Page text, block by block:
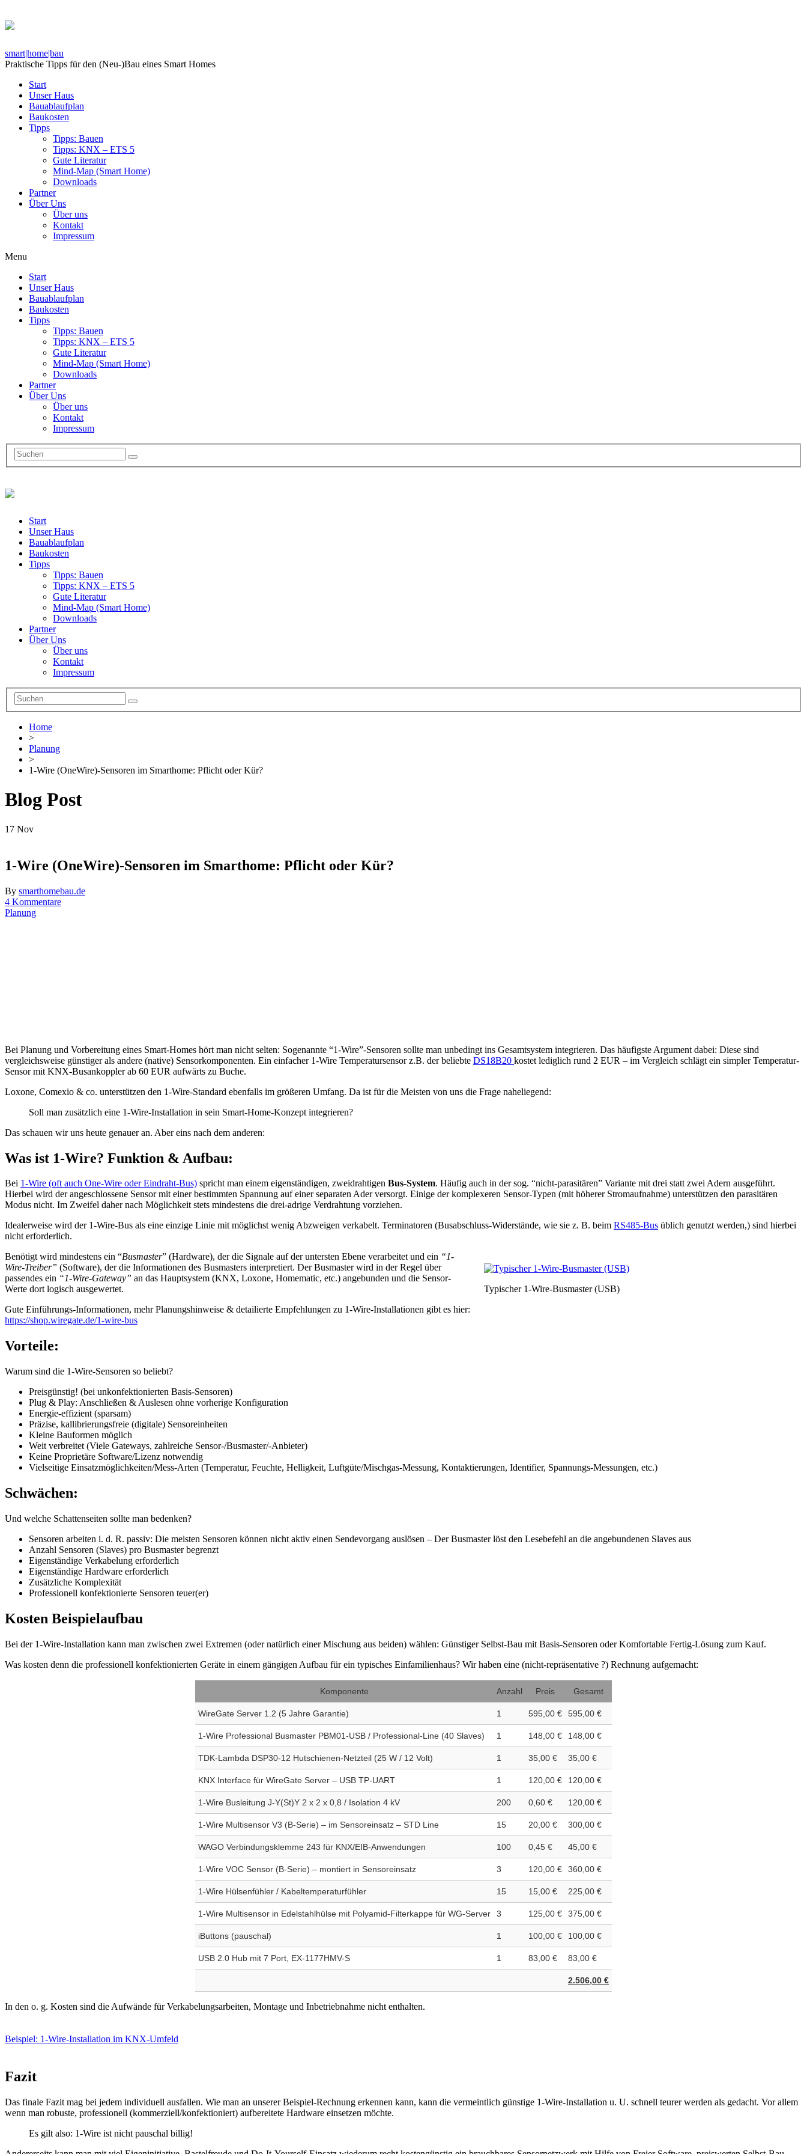
smart|home|bau
Praktische Tipps für den (Neu-)Bau eines Smart Homes
Start
Unser Haus
Bauablaufplan
Baukosten
Tipps
Tipps: Bauen
Tipps: KNX – ETS 5
Gute Literatur
Mind-Map (Smart Home)
Downloads
Partner
Über Uns
Über uns
Kontakt
Impressum
Menu
Start
Unser Haus
Bauablaufplan
Baukosten
Tipps
Tipps: Bauen
Tipps: KNX – ETS 5
Gute Literatur
Mind-Map (Smart Home)
Downloads
Partner
Über Uns
Über uns
Kontakt
Impressum
Start
Unser Haus
Bauablaufplan
Baukosten
Tipps
Tipps: Bauen
Tipps: KNX – ETS 5
Gute Literatur
Mind-Map (Smart Home)
Downloads
Partner
Über Uns
Über uns
Kontakt
Impressum
Home
>
Planung
>
1-Wire (OneWire)-Sensoren im Smarthome: Pflicht oder Kür?
Blog Post
17 Nov
1-Wire (OneWire)-Sensoren im Smarthome: Pflicht oder Kür?
By smarthomebau.de
4 Kommentare
Planung
Bei Planung und Vorbereitung eines Smart-Homes hört man nicht selten: Sogenannte “1-Wire”-Sensoren sollte man unbedingt ins Gesamtsystem integrieren. Das häufigste Argument dabei: Diese sind
vergleichsweise günstiger als andere (native) Sensorkomponenten. Ein einfacher 1-Wire Temperatursensor z.B. der beliebte DS18B20 kostet lediglich rund 2 EUR – im Vergleich schlägt ein simpler Temperatur-
Sensor mit KNX-Busankoppler ab 60 EUR aufwärts zu Buche.
Loxone, Comexio & co. unterstützen den 1-Wire-Standard ebenfalls im größeren Umfang. Da ist für die Meisten von uns die Frage naheliegend:
Soll man zusätzlich eine 1-Wire-Installation in sein Smart-Home-Konzept integrieren?
Das schauen wir uns heute genauer an. Aber eins nach dem anderen:
Was ist 1-Wire? Funktion & Aufbau:
Bei 1-Wire (oft auch One-Wire oder Eindraht-Bus) spricht man einem eigenständigen, zweidrahtigen Bus-System. Häufig auch in der sog. “nicht-parasitären” Variante mit drei statt zwei Adern ausgeführt.
Hierbei wird der angeschlossene Sensor mit einer bestimmten Spannung auf einer separaten Ader versorgt. Einige der komplexeren Sensor-Typen (mit höherer Stromaufnahme) unterstützen den parasitären
Modus nicht. Im Zweifel daher nach Möglichkeit stets mindestens die drei-adrige Verdrahtung vorziehen.
Idealerweise wird der 1-Wire-Bus als eine einzige Linie mit möglichst wenig Abzweigen verkabelt. Terminatoren (Busabschluss-Widerstände, wie sie z. B. beim RS485-Bus üblich genutzt werden,) sind hierbei
nicht erforderlich.
Typischer 1-Wire-Busmaster (USB)
Benötigt wird mindestens ein “Busmaster” (Hardware), der die Signale auf der untersten Ebene verarbeitet und ein “1-
Wire-Treiber” (Software), der die Informationen des Busmasters interpretiert. Der Busmaster wird in der Regel über
passendes ein “1-Wire-Gateway” an das Hauptsystem (KNX, Loxone, Homematic, etc.) angebunden und die Sensor-
Werte dort logisch ausgewertet.
Gute Einführungs-Informationen, mehr Planungshinweise & detailierte Empfehlungen zu 1-Wire-Installationen gibt es hier:
https://shop.wiregate.de/1-wire-bus
Vorteile:
Warum sind die 1-Wire-Sensoren so beliebt?
Preisgünstig! (bei unkonfektionierten Basis-Sensoren)
Plug & Play: Anschließen & Auslesen ohne vorherige Konfiguration
Energie-effizient (sparsam)
Präzise, kallibrierungsfreie (digitale) Sensoreinheiten
Kleine Bauformen möglich
Weit verbreitet (Viele Gateways, zahlreiche Sensor-/Busmaster/-Anbieter)
Keine Proprietäre Software/Lizenz notwendig
Vielseitige Einsatzmöglichkeiten/Mess-Arten (Temperatur, Feuchte, Helligkeit, Luftgüte/Mischgas-Messung, Kontaktierungen, Identifier, Spannungs-Messungen, etc.)
Schwächen:
Und welche Schattenseiten sollte man bedenken?
Sensoren arbeiten i. d. R. passiv: Die meisten Sensoren können nicht aktiv einen Sendevorgang auslösen – Der Busmaster löst den Lesebefehl an die angebundenen Slaves aus
Anzahl Sensoren (Slaves) pro Busmaster begrenzt
Eigenständige Verkabelung erforderlich
Eigenständige Hardware erforderlich
Zusätzliche Komplexität
Professionell konfektionierte Sensoren teuer(er)
Kosten Beispielaufbau
Bei der 1-Wire-Installation kann man zwischen zwei Extremen (oder natürlich einer Mischung aus beiden) wählen: Günstiger Selbst-Bau mit Basis-Sensoren oder Komfortable Fertig-Lösung zum Kauf.
Was kosten denn die professionell konfektionierten Geräte in einem gängigen Aufbau für ein typisches Einfamilienhaus? Wir haben eine (nicht-repräsentative ?) Rechnung aufgemacht:
Komponente Anzahl Preis Gesamt
WireGate Server 1.2 (5 Jahre Garantie) 1 595,00 € 595,00 €
1-Wire Professional Busmaster PBM01-USB / Professional-Line (40 Slaves) 1 148,00 € 148,00 €
TDK-Lambda DSP30-12 Hutschienen-Netzteil (25 W / 12 Volt) 1 35,00 € 35,00 €
KNX Interface für WireGate Server – USB TP-UART 1 120,00 € 120,00 €
1-Wire Busleitung J-Y(St)Y 2 x 2 x 0,8 / Isolation 4 kV 200 0,60 € 120,00 €
1-Wire Multisensor V3 (B-Serie) – im Sensoreinsatz – STD Line 15 20,00 € 300,00 €
WAGO Verbindungsklemme 243 für KNX/EIB-Anwendungen 100 0,45 € 45,00 €
1-Wire VOC Sensor (B-Serie) – montiert in Sensoreinsatz 3 120,00 € 360,00 €
1-Wire Hülsenfühler / Kabeltemperaturfühler 15 15,00 € 225,00 €
1-Wire Multisensor in Edelstahlhülse mit Polyamid-Filterkappe für WG-Server 3 125,00 € 375,00 €
iButtons (pauschal) 1 100,00 € 100,00 €
USB 2.0 Hub mit 7 Port, EX-1177HMV-S 1 83,00 € 83,00 €
2.506,00 €
In den o. g. Kosten sind die Aufwände für Verkabelungsarbeiten, Montage und Inbetriebnahme nicht enthalten.
Beispiel: 1-Wire-Installation im KNX-Umfeld
Fazit
Das finale Fazit mag bei jedem individuell ausfallen. Wie man an unserer Beispiel-Rechnung erkennen kann, kann die vermeintlich günstige 1-Wire-Installation u. U. schnell teurer werden als gedacht. Vor allem
wenn man robuste, professionell (kommerziell/konfektioniert) aufbereitete Hardware einsetzen möchte.
Es gilt also: 1-Wire ist nicht pauschal billig!